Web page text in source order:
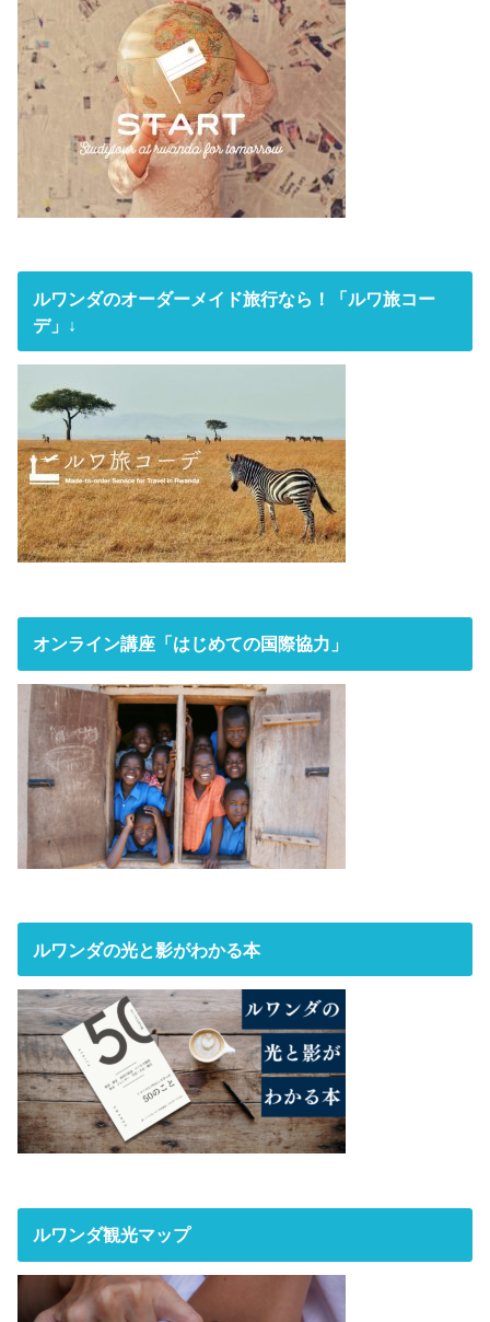
ルワンダのオーダーメイド旅行なら！「ルワ旅コー
デ」↓
オンライン講座「はじめての国際協力」
ルワンダの光と影がわかる本
ルワンダ観光マップ